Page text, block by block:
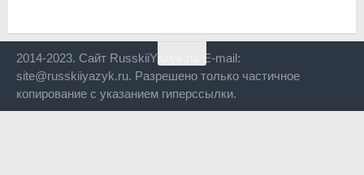
2014-2023. Сайт RusskiiYazyk.ru. E-mail:
site@russkiiyazyk.ru. Разрешено только частичное
копирование с указанием гиперссылки.